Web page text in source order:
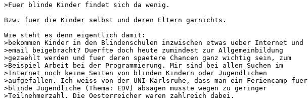
>Fuer blinde Kinder findet sich da wenig.
Bzw. fuer die Kinder selbst und deren Eltern garnichts.
Wie steht es denn eigentlich damit:
>bekommen Kinder in den Blindenschulen inzwischen etwas ueber Internet und
>email beigebracht? Duerfte doch heute zumindest zur Allgemeinbildung
>gezaehlt werden und fuer deren spaetere Chancen ganz wichtig sein, zum
>Beispiel Arbeit bei der Programmierung. Mir sind bei allen Suchen im
>Internet noch keine Seiten von blinden Kindern oder Jugendlichen
>aufgefallen. Ich weiss von der UNI-Karlsruhe, dass man ein Feriencamp fuer
>blinde Jugendliche (Thema: EDV) absagen musste wegen zu geringer
>Teilnehmerzahl. Die Oesterreicher waren zahlreich dabei.